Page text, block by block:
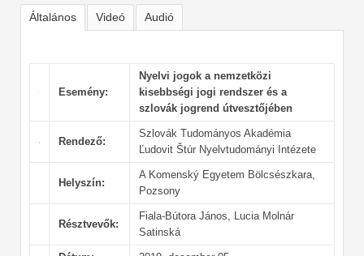
Általános Videó Audió
Esemény:
Nyelvi jogok a nemzetközi
kisebbségi jogi rendszer és a
szlovák jogrend útvesztőjében
Rendező:
Szlovák Tudományos Akadémia
Ľudovit Štúr Nyelvtudományi Intézete
Helyszín:
A Komenský Egyetem Bölcsészkara,
Pozsony
Résztvevők:
Fiala-Bútora János, Lucia Molnár
Satinská